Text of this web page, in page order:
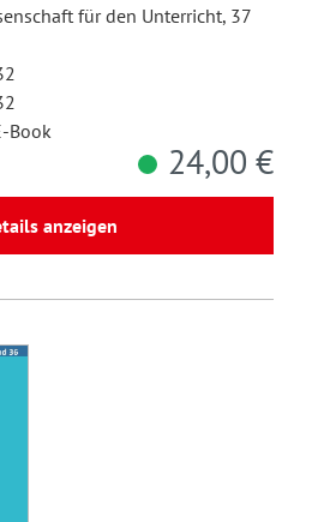
für den Unterricht, 37
Book
24,00 €
anzeigen